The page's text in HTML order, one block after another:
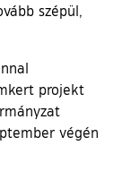
szépül,
projekt
végén